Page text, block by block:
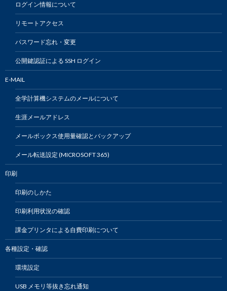
ログイン情報について
リモートアクセス
パスワード忘れ・変更
公開鍵認証による SSH ログイン
E-MAIL
全学計算機システムのメールについて
生涯メールアドレス
メールボックス使用量確認とバックアップ
メール転送設定 (MICROSOFT 365)
印刷
印刷のしかた
印刷利用状況の確認
課金プリンタによる自費印刷について
各種設定・確認
環境設定
USB メモリ等抜き忘れ通知